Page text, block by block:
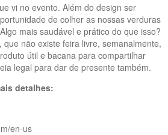
vi no evento. Além do design ser
de colher as nossas verduras
mais saudável e prático do que isso?
que não existe feira livre, semanalmente,
útil e bacana para compartilhar
legal para dar de presente também.
detalhes:
en-us